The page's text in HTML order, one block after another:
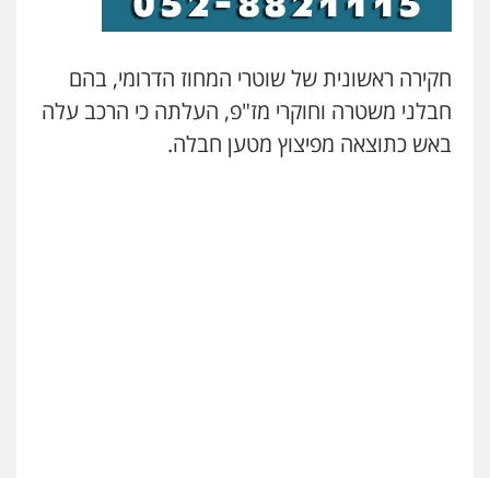
עו"ד שלומי שרון
0547342002
עו"ד אלון קריטי
חקירה ראשונית של שוטרי המחוז הדרומי, בהם
חבלני משטרה וחוקרי מז"פ, העלתה כי הרכב עלה
באש כתוצאה מפיצוץ מטען חבלה.